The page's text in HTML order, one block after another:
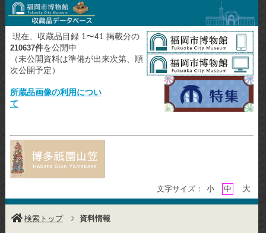
現在、収蔵品目録 1〜41 掲載分の
210637件を公開中
（未公開資料は準備が出来次第、順
次公開予定）
所蔵品画像の利用につい
て
文字サイズ： 小 中 大
検索トップ 資料情報